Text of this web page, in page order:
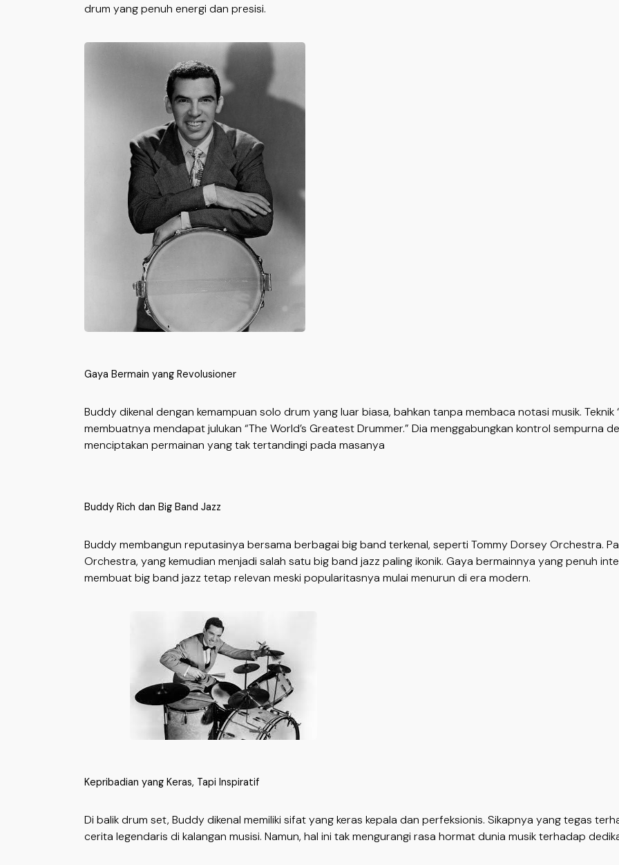
drum yang penuh energi dan presisi.
Gaya Bermain yang Revolusioner
Buddy dikenal dengan kemampuan solo drum yang luar biasa, bahkan tanpa membaca notasi musik.
membuatnya mendapat julukan “The World’s Greatest Drummer.” Dia menggabungkan kontrol sempurna
menciptakan permainan yang tak tertandingi pada masanya
Buddy Rich dan Big Band Jazz
Buddy membangun reputasinya bersama berbagai big band terkenal, seperti Tommy Dorsey Orchestra.
Orchestra, yang kemudian menjadi salah satu big band jazz paling ikonik. Gaya bermainnya yang penuh
membuat big band jazz tetap relevan meski popularitasnya mulai menurun di era modern.
Kepribadian yang Keras, Tapi Inspiratif
Di balik drum set, Buddy dikenal memiliki sifat yang keras kepala dan perfeksionis. Sikapnya yang tegas
cerita legendaris di kalangan musisi. Namun, hal ini tak mengurangi rasa hormat dunia musik terhadap